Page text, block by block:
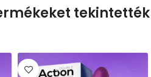
tekintették